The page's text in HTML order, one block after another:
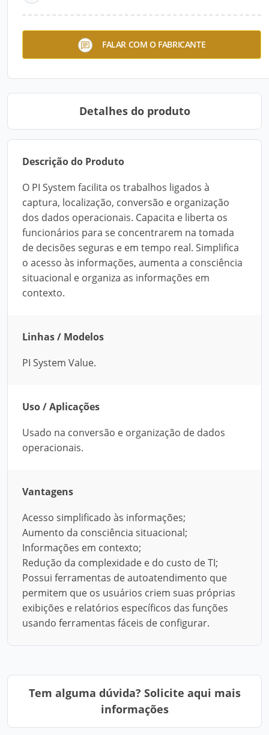
FALAR COM O FABRICANTE
Detalhes do produto
Descrição do Produto
O PI System facilita os trabalhos ligados à
captura, localização, conversão e organização
dos dados operacionais. Capacita e liberta os
funcionários para se concentrarem na tomada
de decisões seguras e em tempo real. Simplifica
o acesso às informações, aumenta a consciência
situacional e organiza as informações em
contexto.
Linhas / Modelos
PI System Value.
Uso / Aplicações
Usado na conversão e organização de dados
operacionais.
Vantagens
Acesso simplificado às informações;
Aumento da consciência situacional;
Informações em contexto;
Redução da complexidade e do custo de TI;
Possui ferramentas de autoatendimento que
permitem que os usuários criem suas próprias
exibições e relatórios específicos das funções
usando ferramentas fáceis de configurar.
Tem alguma dúvida? Solicite aqui mais
informações